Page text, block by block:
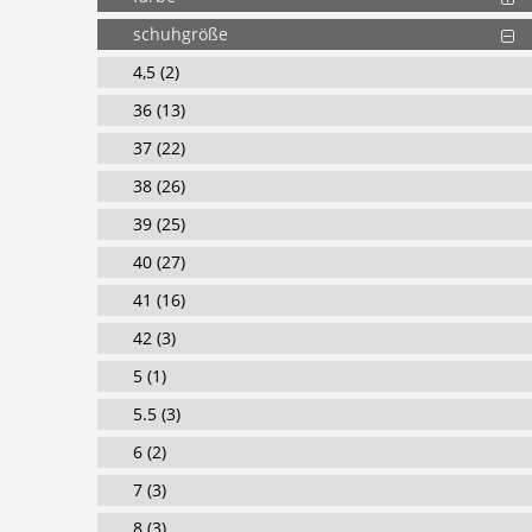
schuhgröße
4,5 (2)
36 (13)
37 (22)
38 (26)
39 (25)
40 (27)
41 (16)
42 (3)
5 (1)
5.5 (3)
6 (2)
7 (3)